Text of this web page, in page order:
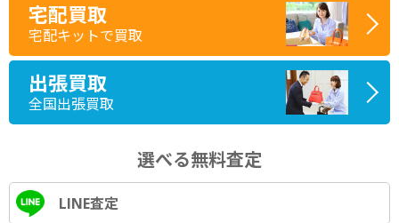
宅配買取
宅配キットで買取
出張買取
全国出張買取
選べる無料査定
LINE査定